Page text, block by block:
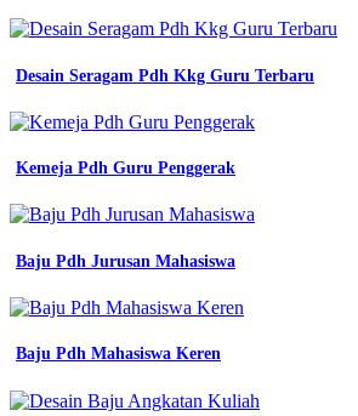
Desain Seragam Pdh Kkg Guru Terbaru
Kemeja Pdh Guru Penggerak
Baju Pdh Jurusan Mahasiswa
Baju Pdh Mahasiswa Keren